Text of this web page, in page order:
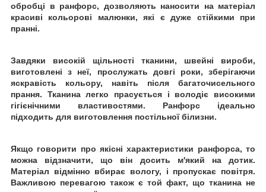
обробці в ранфорс, дозволяють наносити на матеріал
красиві кольорові малюнки, які є дуже стійкими при
пранні.
Завдяки високій щільності тканини, швейні вироби,
виготовлені з неї, прослужать довгі роки, зберігаючи
яскравість кольору, навіть після багаточисельного
прання. Тканина легко прасується і володіє високими
гігієнічними властивостями. Ранфорс ідеально
підходить для виготовлення постільної білизни.
Якщо говорити про якісні характеристики ранфорса, то
можна відзначити, що він досить м'який на дотик.
Матеріал відмінно вбирає вологу, і пропускає повітря.
Важливою перевагою також є той факт, що тканина не